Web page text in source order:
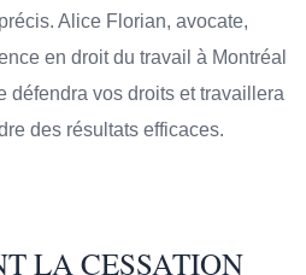
Alice Florian, avocate,
en droit du travail à Montréal
défendra vos droits et travaillera
des résultats efficaces.
LA CESSATION